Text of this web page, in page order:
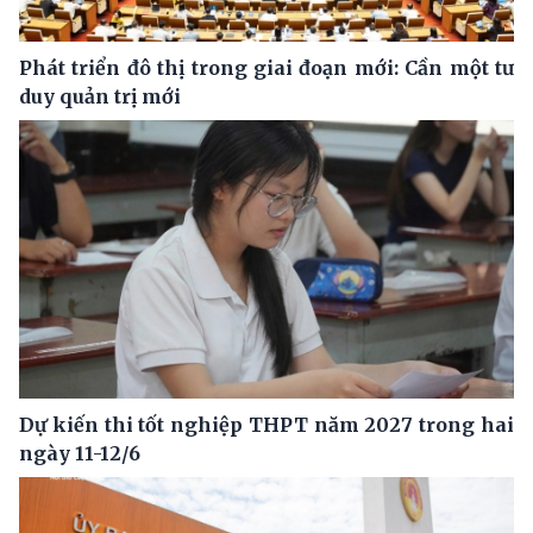
Phát triển đô thị trong giai đoạn mới: Cần một tư
duy quản trị mới
Dự kiến thi tốt nghiệp THPT năm 2027 trong hai
ngày 11-12/6